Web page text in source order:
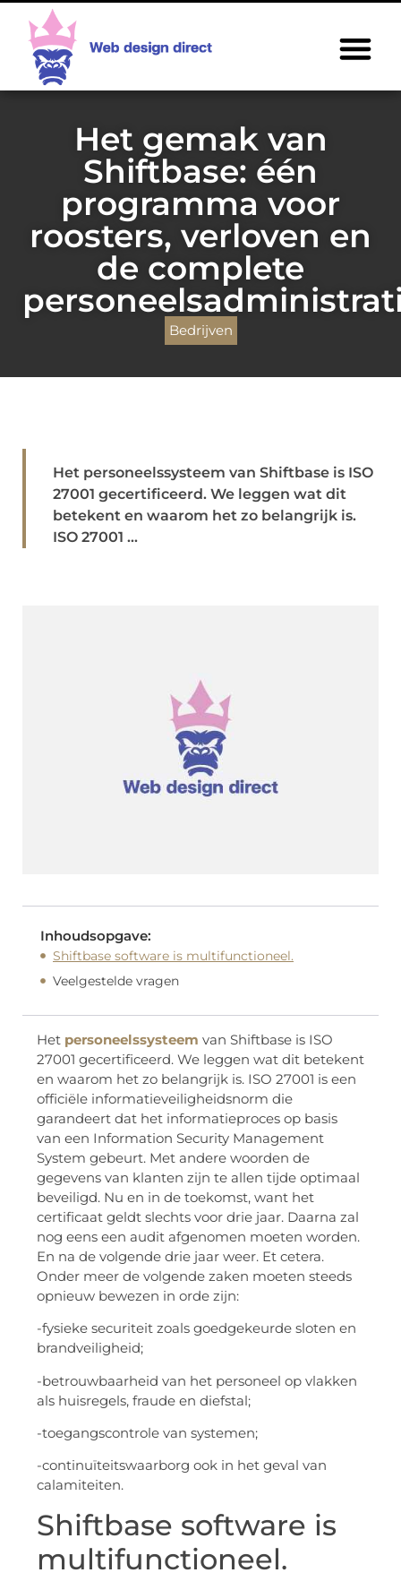
Het gemak van
Shiftbase: één
programma voor
roosters, verloven en
de complete
Bedrijven
Het personeelssysteem van Shiftbase is ISO
27001 gecertificeerd. We leggen wat dit
betekent en waarom het zo belangrijk is.
ISO 27001 ...
Inhoudsopgave:
Shiftbase software is multifunctioneel.
Veelgestelde vragen
Het personeelssysteem van Shiftbase is ISO
27001 gecertificeerd. We leggen wat dit betekent
en waarom het zo belangrijk is. ISO 27001 is een
officiële informatieveiligheidsnorm die
garandeert dat het informatieproces op basis
van een Information Security Management
System gebeurt. Met andere woorden de
gegevens van klanten zijn te allen tijde optimaal
beveiligd. Nu en in de toekomst, want het
certificaat geldt slechts voor drie jaar. Daarna zal
nog eens een audit afgenomen moeten worden.
En na de volgende drie jaar weer. Et cetera.
Onder meer de volgende zaken moeten steeds
opnieuw bewezen in orde zijn:
-fysieke securiteit zoals goedgekeurde sloten en
brandveiligheid;
-betrouwbaarheid van het personeel op vlakken
als huisregels, fraude en diefstal;
-toegangscontrole van systemen;
-continuïteitswaarborg ook in het geval van
calamiteiten.
Shiftbase software is
multifunctioneel.